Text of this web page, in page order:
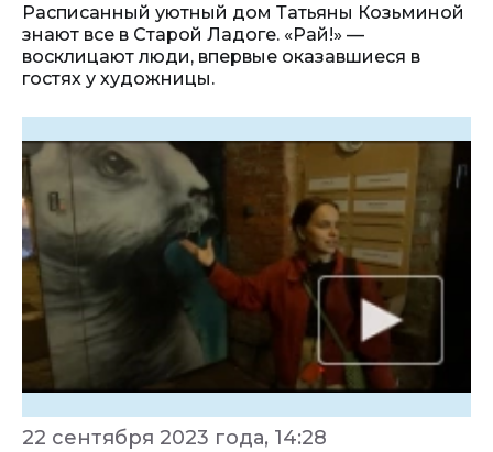
Расписанный уютный дом Татьяны Козьминой
знают все в Старой Ладоге. «Рай!» —
восклицают люди, впервые оказавшиеся в
гостях у художницы.
22 сентября 2023 года, 14:28